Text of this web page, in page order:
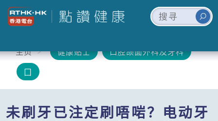
主页 健康贴士
口腔颌面外科及牙科
囗
未刷牙已注定刷唔啱？电动牙